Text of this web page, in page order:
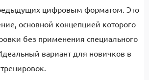
цифровым форматом. Это
основной концепцией которого
без применения специального
вариант для новичков в